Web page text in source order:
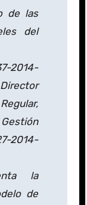
de las
del
2014-
2014-
la
de